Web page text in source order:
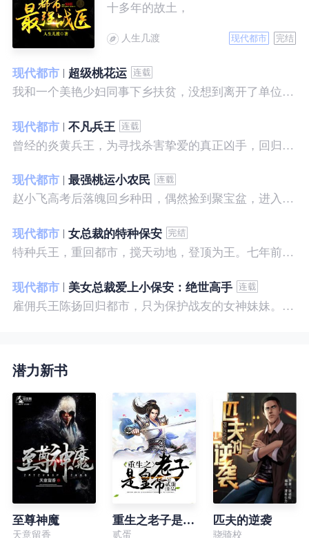
十多年的故土，
人生几渡 现代都市 完结
现代都市
超级桃花运
我和一个美艳少妇同事下乡扶贫，没想到离开了单位之后，她就性格大变……
现代都市
不凡兵王
曾经的炎黄兵王，为寻找杀害挚爱的真正凶手，回归都市，开始了一段精彩绝伦的征程。
现代都市
最强桃运小农民
赵小飞高考后落魄回乡种田，偶然捡到聚宝盆，进入聚宝洞，从此开启了发家致富、拳打村霸、坐拥美女的桃运巅峰人生！
现代都市
女总裁的特种保安
特种兵王，重回都市，搅天动地，登顶为王。七年前，他是社会底层的小混混，七年后，他是经历过战与火考验的特种兵王。
现代都市
美女总裁爱上小保安：绝世高手
雇佣兵王陈扬回归都市，只为保护战友的女神妹妹。繁华都市里，陈扬如鱼得水，，逍遥自在。
潜力新书
至尊神魔
天意留香
重生之老子是皇帝
贰蛋
匹夫的逆袭
骁骑校